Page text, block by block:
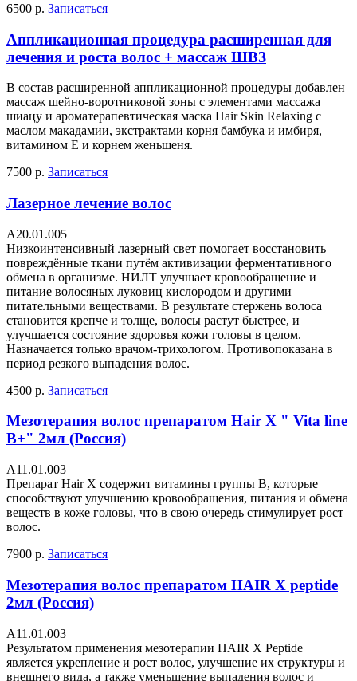
6500 р. Записаться
Аппликационная процедура расширенная для
лечения и роста волос + массаж ШВЗ
В состав расширенной аппликационной процедуры добавлен
массаж шейно-воротниковой зоны с элементами массажа
шиацу и ароматерапевтическая маска Hair Skin Relaxing с
маслом макадамии, экстрактами корня бамбука и имбиря,
витамином Е и корнем женьшеня.
7500 р. Записаться
Лазерное лечение волос
А20.01.005
Низкоинтенсивный лазерный свет помогает восстановить
повреждённые ткани путём активизации ферментативного
обмена в организме. НИЛТ улучшает кровообращение и
питание волосяных луковиц кислородом и другими
питательными веществами. В результате стержень волоса
становится крепче и толще, волосы растут быстрее, и
улучшается состояние здоровья кожи головы в целом.
Назначается только врачом-трихологом. Противопоказана в
период резкого выпадения волос.
4500 р. Записаться
Мезотерапия волос препаратом Hair X " Vita line
B+" 2мл (Россия)
А11.01.003
Препарат Hair X содержит витамины группы В, которые
способствуют улучшению кровообращения, питания и обмена
веществ в коже головы, что в свою очередь стимулирует рост
волос.
7900 р. Записаться
Мезотерапия волос препаратом HAIR X peptide
2мл (Россия)
А11.01.003
Результатом применения мезотерапии HAIR X Peptide
является укрепление и рост волос, улучшение их структуры и
внешнего вида, а также уменьшение выпадения волос и